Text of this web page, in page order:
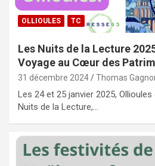
OLLIOULES TC
Les Nuits de la Lecture
Voyage au Cœur des
31 décembre 2024 Thomas
Les 24 et 25 janvier 2025,
Nuits de la Lecture,…